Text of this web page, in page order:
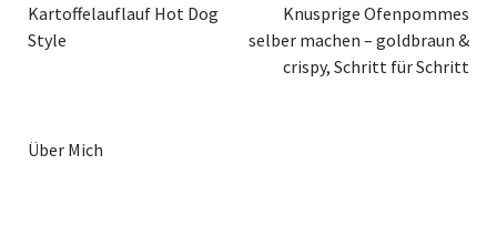
Kartoffelauflauf Hot Dog
Style
Knusprige Ofenpommes
selber machen – goldbraun &
crispy, Schritt für Schritt
Über Mich